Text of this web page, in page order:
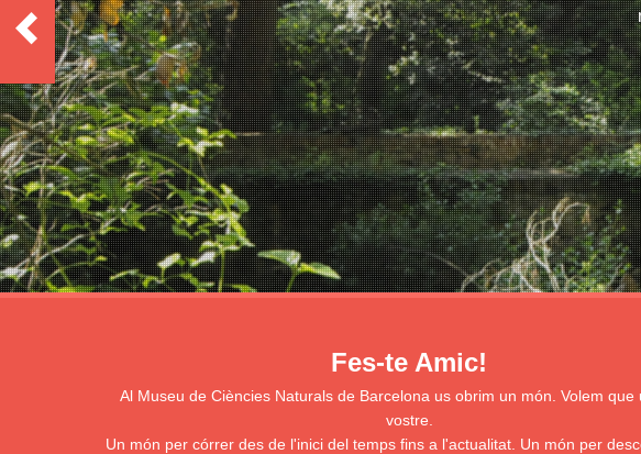
Fes-te Amic!
Al Museu de Ciències Naturals de Barcelona us obrim un món. Volem que
vostre.
Un món per córrer des de l'inici del temps fins a l'actualitat. Un món per